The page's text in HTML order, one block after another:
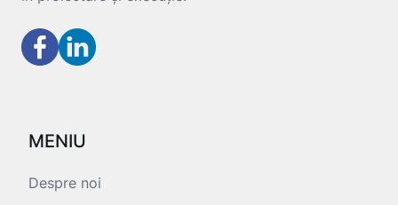
MENIU
Despre noi